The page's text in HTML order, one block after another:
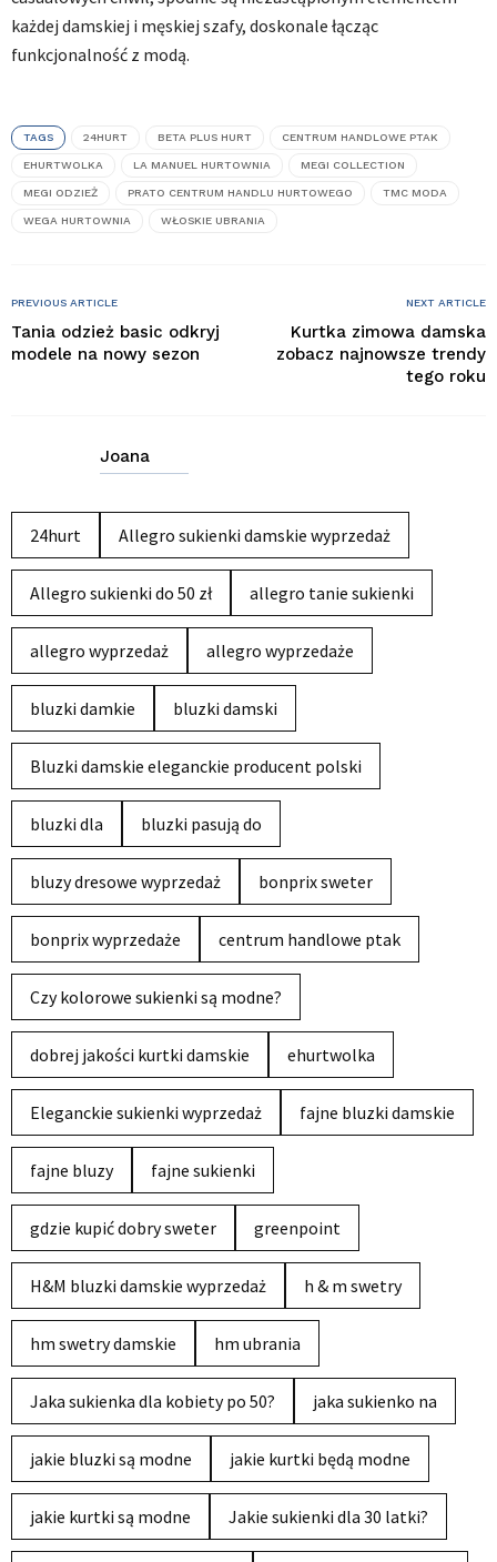
każdej damskiej i męskiej szafy, doskonale łącząc
funkcjonalność z modą.
TAGS 24HURT BETA PLUS HURT CENTRUM HANDLOWE PTAK
EHURTWOLKA LA MANUEL HURTOWNIA MEGI COLLECTION
MEGI ODZIEŻ PRATO CENTRUM HANDLU HURTOWEGO TMC MODA
WEGA HURTOWNIA WŁOSKIE UBRANIA
PREVIOUS ARTICLE
Tania odzież basic odkryj
modele na nowy sezon
NEXT ARTICLE
Kurtka zimowa damska
zobacz najnowsze trendy
tego roku
Joana
24hurt Allegro sukienki damskie wyprzedaż
Allegro sukienki do 50 zł allegro tanie sukienki
allegro wyprzedaż allegro wyprzedaże
bluzki damkie bluzki damski
Bluzki damskie eleganckie producent polski
bluzki dla bluzki pasują do
bluzy dresowe wyprzedaż bonprix sweter
bonprix wyprzedaże centrum handlowe ptak
Czy kolorowe sukienki są modne?
dobrej jakości kurtki damskie ehurtwolka
Eleganckie sukienki wyprzedaż fajne bluzki damskie
fajne bluzy fajne sukienki
gdzie kupić dobry sweter greenpoint
H&M bluzki damskie wyprzedaż h & m swetry
hm swetry damskie hm ubrania
Jaka sukienka dla kobiety po 50? jaka sukienko na
jakie bluzki są modne jakie kurtki będą modne
jakie kurtki są modne Jakie sukienki dla 30 latki?